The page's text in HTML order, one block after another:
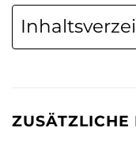
ZUSÄTZLICHE